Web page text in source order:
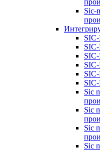
Sic-
Sic
Sic
Sic
Sic